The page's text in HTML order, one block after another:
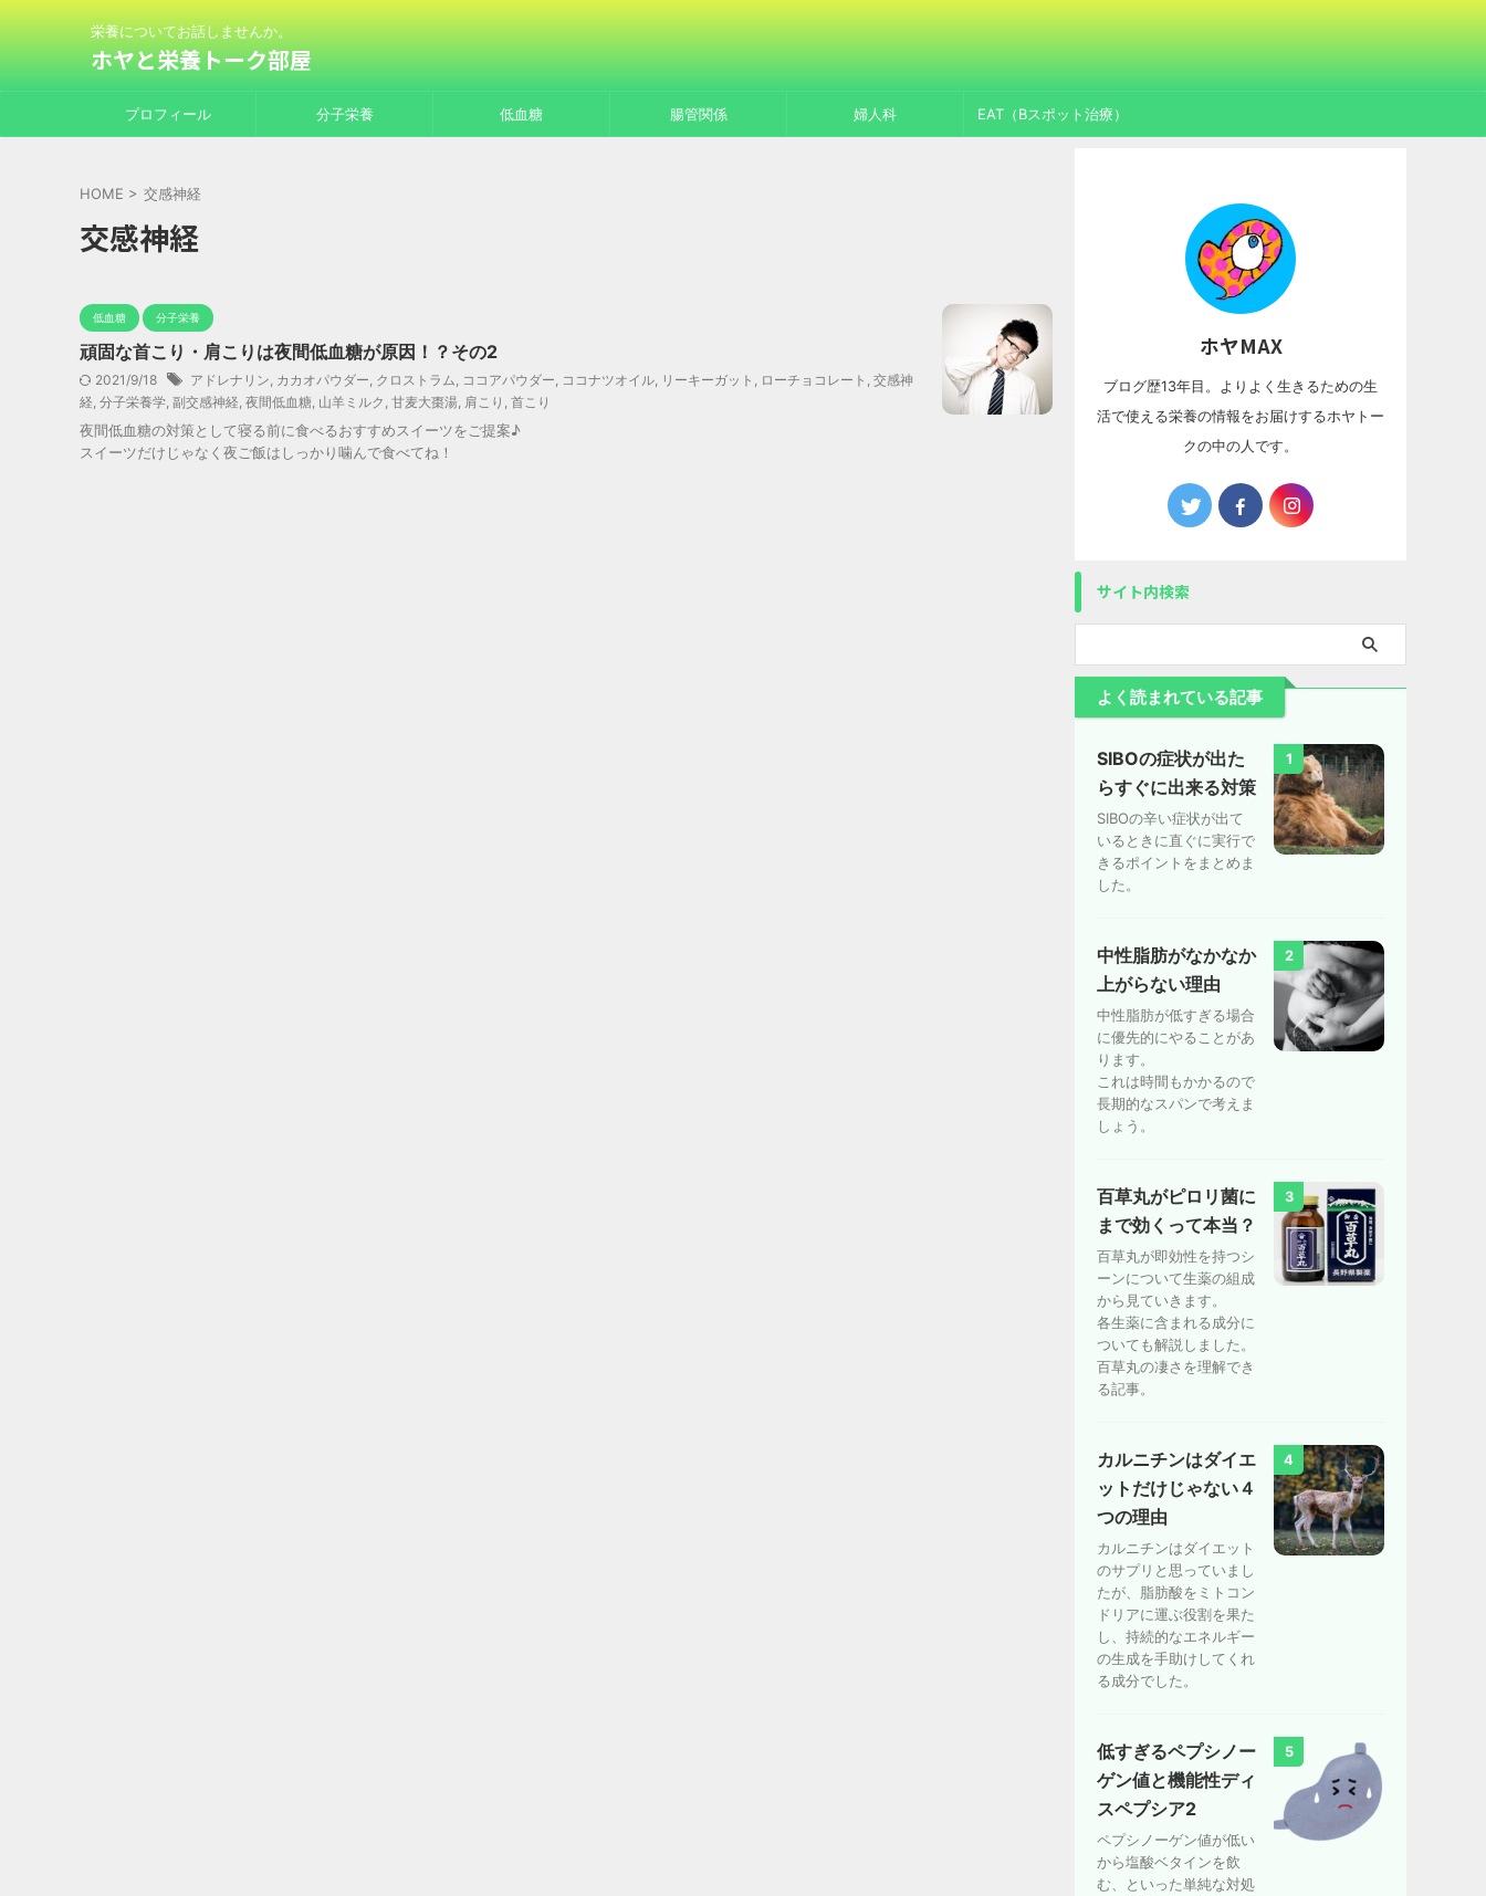
栄養についてお話しませんか。
ホヤと栄養トーク部屋
プロフィール 分子栄養 低血糖 腸管関係 婦人科 EAT（Bスポット治療）
HOME > 交感神経
交感神経
低血糖 分子栄養
頑固な首こり・肩こりは夜間低血糖が原因！？その2
2021/9/18 アドレナリン, カカオパウダー, クロストラム, ココアパウダー, ココナツオイル, リーキーガット , ローチョコレート , 交感神
経, 分子栄養学, 副交感神経, 夜間低血糖, 山羊ミルク , 甘麦大棗湯, 肩こり , 首こり
夜間低血糖の対策として寝る前に食べるおすすめスイーツをご提案♪
スイーツだけじゃなく夜ご飯はしっかり噛んで食べてね！
ホヤMAX
ブログ歴13年目。よりよく生きるための生
活で使える栄養の情報をお届けするホヤトー
クの中の人です。
サイト内検索
よく読まれている記事
1
SIBOの症状が出た
らすぐに出来る対策
SIBOの辛い症状が出て
いるときに直ぐに実行で
きるポイントをまとめま
した。
2
中性脂肪がなかなか
上がらない理由
中性脂肪が低すぎる場合
に優先的にやることがあ
ります。
これは時間もかかるので
長期的なスパンで考えま
しょう。
3
百草丸がピロリ菌に
まで効くって本当？
百草丸が即効性を持つシ
ーンについて生薬の組成
から見ていきます。
各生薬に含まれる成分に
ついても解説しました。
百草丸の凄さを理解でき
る記事。
4
カルニチンはダイエ
ットだけじゃない４
つの理由
カルニチンはダイエット
のサプリと思っていまし
たが、脂肪酸をミトコン
ドリアに運ぶ役割を果た
し、持続的なエネルギー
の生成を手助けしてくれ
る成分でした。
5
低すぎるペプシノー
ゲン値と機能性ディ
スペプシア2
ペプシノーゲン値が低い
から塩酸ベタインを飲
む、といった単純な対処